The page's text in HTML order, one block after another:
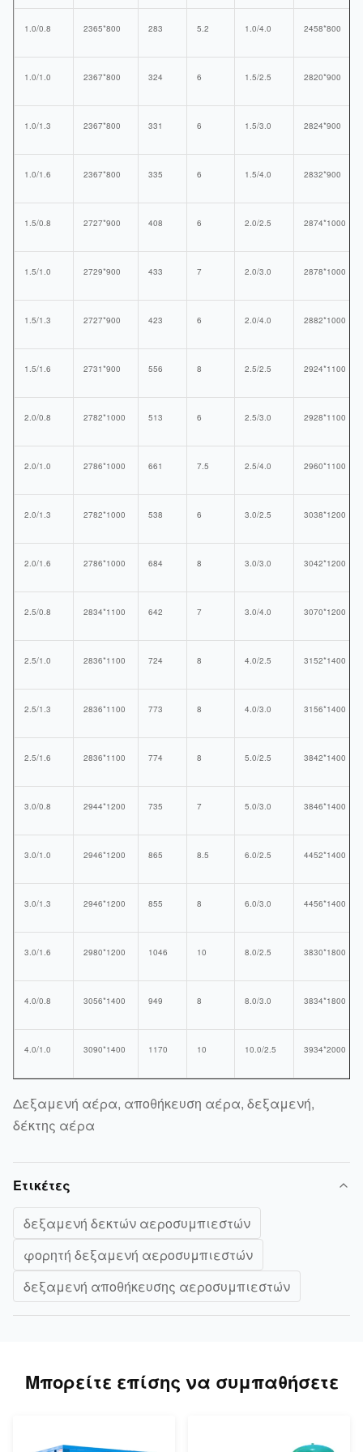
1.0/0.8 2365*800 283 5.2 1.0/4.0 2458*800
1.0/1.0 2367*800 324 6 1.5/2.5 2820*900
1.0/1.3 2367*800 331 6 1.5/3.0 2824*900
1.0/1.6 2367*800 335 6 1.5/4.0 2832*900
1.5/0.8 2727*900 408 6 2.0/2.5 2874*1000
1.5/1.0 2729*900 433 7 2.0/3.0 2878*1000
1.5/1.3 2727*900 423 6 2.0/4.0 2882*1000
1.5/1.6 2731*900 556 8 2.5/2.5 2924*1100
2.0/0.8 2782*1000 513 6 2.5/3.0 2928*1100
2.0/1.0 2786*1000 661 7.5 2.5/4.0 2960*1100
2.0/1.3 2782*1000 538 6 3.0/2.5 3038*1200
2.0/1.6 2786*1000 684 8 3.0/3.0 3042*1200
2.5/0.8 2834*1100 642 7 3.0/4.0 3070*1200
2.5/1.0 2836*1100 724 8 4.0/2.5 3152*1400
2.5/1.3 2836*1100 773 8 4.0/3.0 3156*1400
2.5/1.6 2836*1100 774 8 5.0/2.5 3842*1400
3.0/0.8 2944*1200 735 7 5.0/3.0 3846*1400
3.0/1.0 2946*1200 865 8.5 6.0/2.5 4452*1400
3.0/1.3 2946*1200 855 8 6.0/3.0 4456*1400
3.0/1.6 2980*1200 1046 10 8.0/2.5 3830*1800
4.0/0.8 3056*1400 949 8 8.0/3.0 3834*1800
4.0/1.0 3090*1400 1170 10 10.0/2.5 3934*2000
Δεξαμενή αέρα, αποθήκευση αέρα, δεξαμενή,
δέκτης αέρα
Ετικέτες
δεξαμενή δεκτών αεροσυμπιεστών
φορητή δεξαμενή αεροσυμπιεστών
δεξαμενή αποθήκευσης αεροσυμπιεστών
Μπορείτε επίσης να συμπαθήσετε